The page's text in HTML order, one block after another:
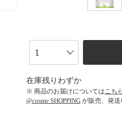
在庫残りわずか
※ 商品のお届けについては こち
@cosme SHOPPING が販売、発送